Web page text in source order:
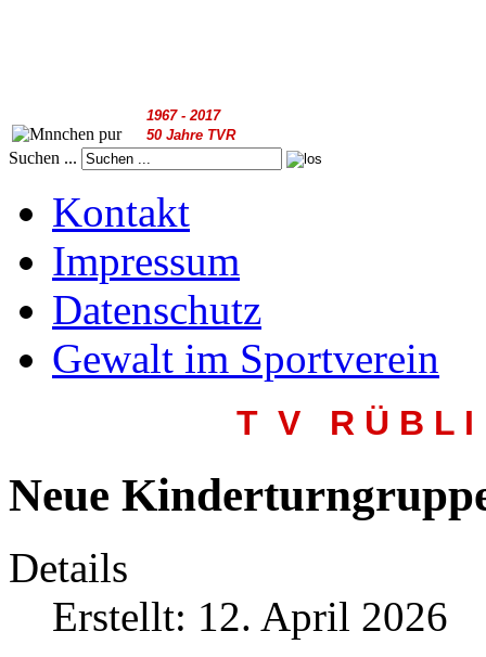
1967 - 2017
50 Jahre TVR
Suchen ...
Kontakt
Impressum
Datenschutz
Gewalt im Sportverein
T V R Ü B L
Neue
Details
Erstellt: 12. April 2026